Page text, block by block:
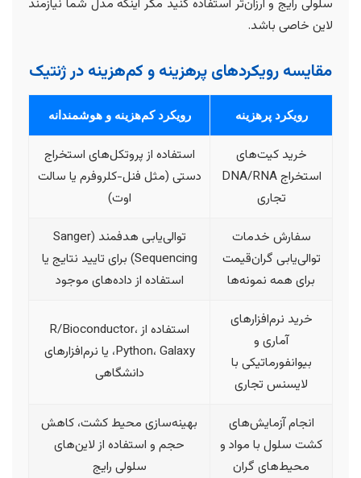
سلولی رایج و ارزان‌تر استفاده کنید مگر اینکه مدل شما نیازمند
لاین خاصی باشد.
مقایسه رویکردهای پرهزینه و کم‌هزینه در ژنتیک
رویکرد پرهزینه رویکرد کم‌هزینه و هوشمندانه
خرید کیت‌های
استخراج DNA/RNA
تجاری
استفاده از پروتکل‌های استخراج
دستی (مثل فنل-کلروفرم یا سالت
اوت)
سفارش خدمات
توالی‌یابی گران‌قیمت
برای همه نمونه‌ها
توالی‌یابی هدفمند (Sanger
Sequencing) برای تایید نتایج یا
استفاده از داده‌های موجود
خرید نرم‌افزارهای
آماری و
بیوانفورماتیکی با
لایسنس تجاری
استفاده از R/Bioconductor،
Python، Galaxy، یا نرم‌افزارهای
دانشگاهی
انجام آزمایش‌های
کشت سلول با مواد و
محیط‌های گران
بهینه‌سازی محیط کشت، کاهش
حجم و استفاده از لاین‌های
سلولی رایج